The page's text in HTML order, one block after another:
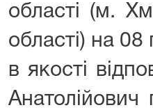
області (м.
області) на
в якості
Анатолійович